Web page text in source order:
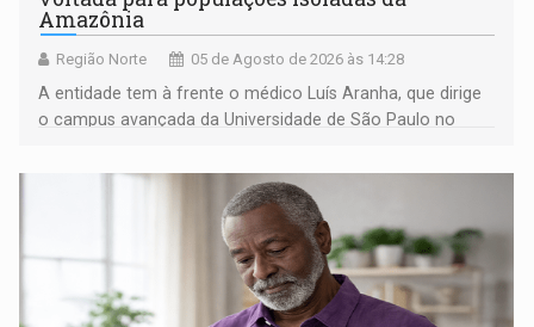
Amazônia
Região Norte 05 de Agosto de 2026 às 14:28
A entidade tem à frente o médico Luís Aranha, que dirige
o campus avançada da Universidade de São Paulo no